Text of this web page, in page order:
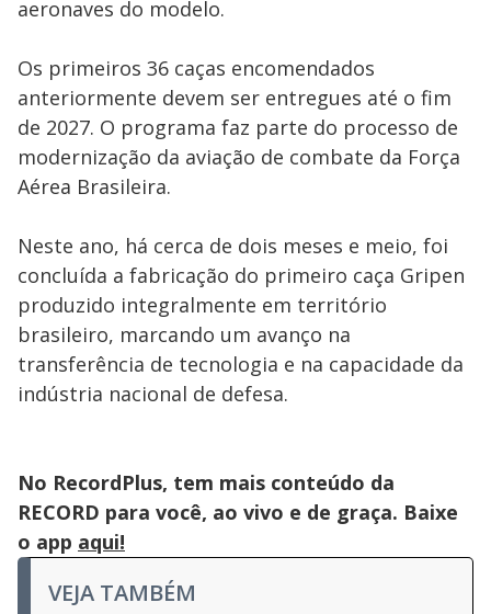
aeronaves do modelo.
Os primeiros 36 caças encomendados
anteriormente devem ser entregues até o fim
de 2027. O programa faz parte do processo de
modernização da aviação de combate da Força
Aérea Brasileira.
Neste ano, há cerca de dois meses e meio, foi
concluída a fabricação do primeiro caça Gripen
produzido integralmente em território
brasileiro, marcando um avanço na
transferência de tecnologia e na capacidade da
indústria nacional de defesa.
No RecordPlus, tem mais conteúdo da
RECORD para você, ao vivo e de graça. Baixe
o app aqui!
VEJA TAMBÉM